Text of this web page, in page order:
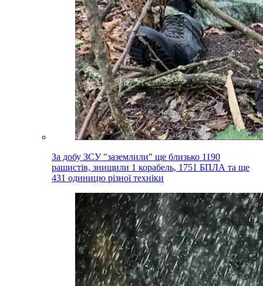
За добу ЗСУ "заземлили" ще близько 1190
рашистів, знищили 1 корабель, 1751 БПЛА та ще
431 одиницю різної техніки